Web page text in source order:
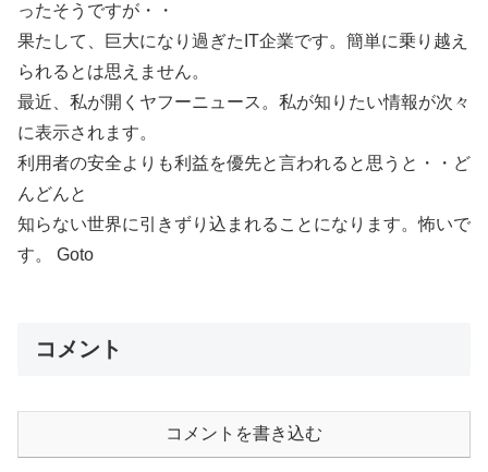
ったそうですが・・
果たして、巨大になり過ぎたIT企業です。簡単に乗り越え
られるとは思えません。
最近、私が開くヤフーニュース。私が知りたい情報が次々
に表示されます。
利用者の安全よりも利益を優先と言われると思うと・・ど
んどんと
知らない世界に引きずり込まれることになります。怖いで
す。 Goto
コメント
コメントを書き込む